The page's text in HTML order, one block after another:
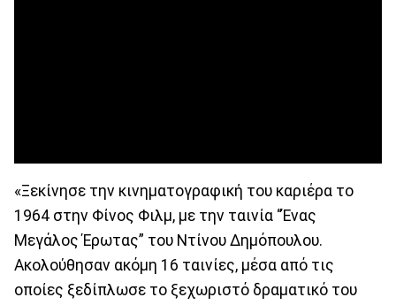
«Ξεκίνησε την κινηματογραφική του καριέρα το
1964 στην Φίνος Φιλμ, με την ταινία “Ένας
Μεγάλος Έρωτας” του Ντίνου Δημόπουλου.
Ακολούθησαν ακόμη 16 ταινίες, μέσα από τις
οποίες ξεδίπλωσε το ξεχωριστό δραματικό του